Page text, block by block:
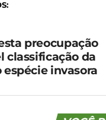
preocupação
classificação da
invasora